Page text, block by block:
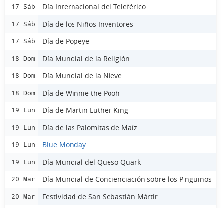
17 Sáb Día Internacional del Teleférico
17 Sáb Día de los Niños Inventores
17 Sáb Día de Popeye
18 Dom Día Mundial de la Religión
18 Dom Día Mundial de la Nieve
18 Dom Día de Winnie the Pooh
19 Lun Día de Martin Luther King
19 Lun Día de las Palomitas de Maíz
19 Lun Blue Monday
19 Lun Día Mundial del Queso Quark
20 Mar Día Mundial de Concienciación sobre los Pingüinos
20 Mar Festividad de San Sebastián Mártir